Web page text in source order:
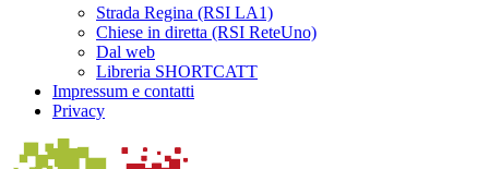
Strada Regina (RSI LA1)
Chiese in diretta (RSI ReteUno)
Dal web
Libreria SHORTCATT
Impressum e contatti
Privacy